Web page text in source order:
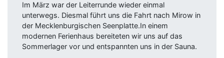
Im März war der Leiterrunde wieder einmal
unterwegs. Diesmal führt uns die Fahrt nach Mirow in
der Mecklenburgischen Seenplatte.In einem
modernen Ferienhaus bereiteten wir uns auf das
Sommerlager vor und entspannten uns in der Sauna.